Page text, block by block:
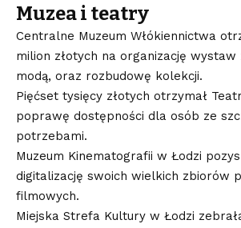
Muzea i teatry
Centralne Muzeum Włókiennictwa
milion złotych na organizację wystaw
modą, oraz rozbudowę kolekcji.
Pięćset tysięcy złotych otrzymał
poprawę dostępności dla osób ze
potrzebami.
Muzeum Kinematografii w Łodzi
digitalizację swoich wielkich zbiorów
filmowych.
Miejska Strefa Kultury w Łodzi